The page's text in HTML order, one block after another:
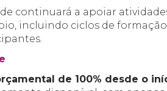
continuará a apoiar
incluindo ciclos de
de 100% desde o